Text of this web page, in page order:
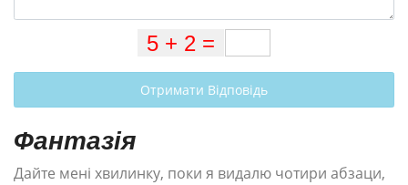
Отримати Відповідь
Фантазія
Дайте мені хвилинку, поки я видалю чотири абзаци,